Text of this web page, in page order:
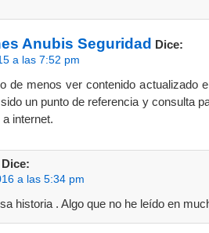
Anubis Seguridad Dice:
a las 7:52 pm
de menos ver contenido actualizado
un punto de referencia y consulta
internet.
Dice:
a las 5:34 pm
historia . Algo que no he leído en